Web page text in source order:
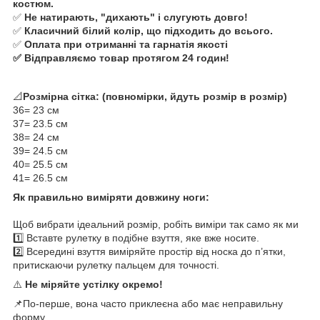
костюм.
✅ Не натирають, "дихають" і слугують довго!
✅ Класичний білий колір, що підходить до всього.
✅ Оплата при отриманні та гарнатія якості
✅ Відправляємо товар протягом 24 годин!
📐Розмірна сітка: (повномірки, йдуть розмір в розмір)
36= 23 см
37= 23.5 см
38= 24 см
39= 24.5 см
40= 25.5 см
41= 26.5 см
Як правильно виміряти довжину ноги:
Щоб вибрати ідеальний розмір, робіть виміри так само як ми
1️⃣ Вставте рулетку в подібне взуття, яке вже носите.
2️⃣ Всередині взуття виміряйте простір від носка до п’ятки,
притискаючи рулетку пальцем для точності.
⚠️ Не міряйте устілку окремо!
📌По-перше, вона часто приклеєна або має неправильну
форму.